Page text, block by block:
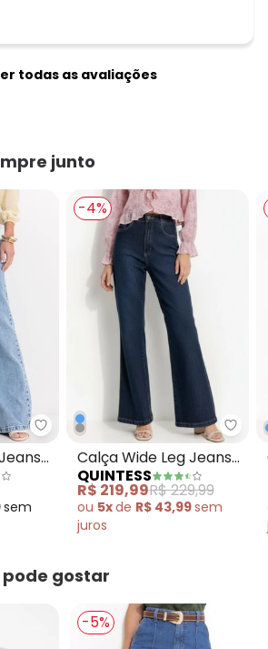
todas as avaliações
junto
Quintess - Calça Wide Leg
sem
-4%
Calça Wide Leg Jeans
Azul Escuro em Jeans
QUINTESS
R$ 219,99R$ 229,99
ou 5xde R$ 43,99sem
juros
gostar
-5%